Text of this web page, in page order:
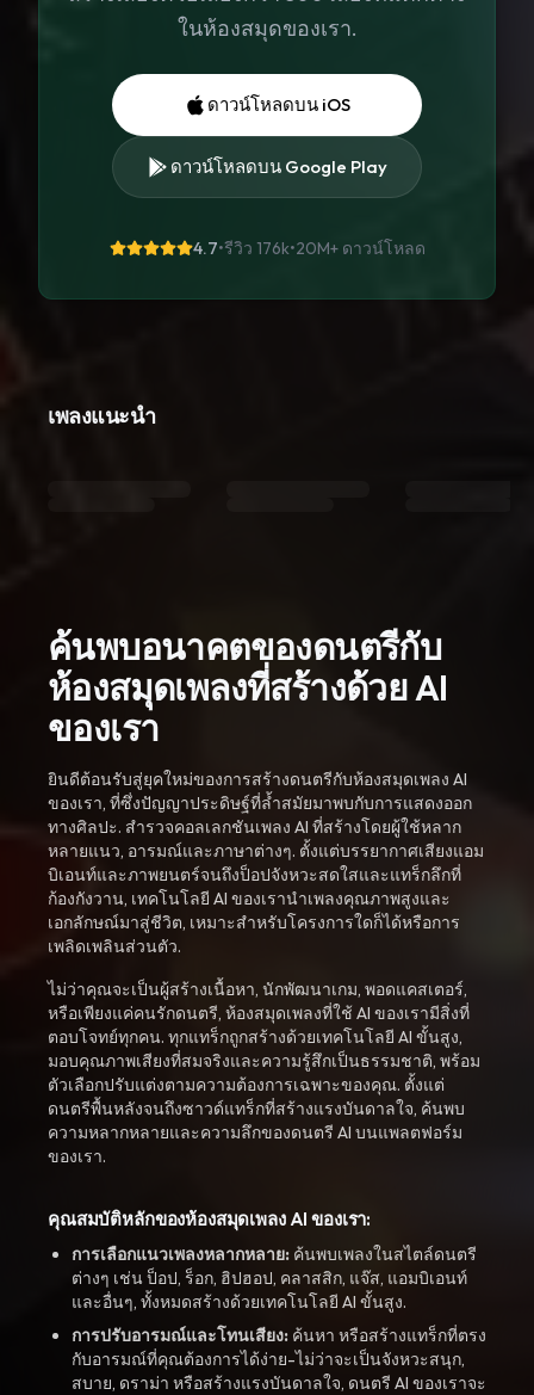
ในห้องสมุดของเรา.
ดาวน์โหลดบน iOS
ดาวน์โหลดบน Google Play
4.7•รีวิว 176k•20M+ ดาวน์โหลด
เพลงแนะนำ
ค้นพบอนาคตของดนตรีกับ
ห้องสมุดเพลงที่สร้างด้วย AI
ของเรา
ยินดีต้อนรับสู่ยุคใหม่ของการสร้างดนตรีกับห้องสมุดเพลง AI
ของเรา, ที่ซึ่งปัญญาประดิษฐ์ที่ล้ำสมัยมาพบกับการแสดงออก
ทางศิลปะ. สำรวจคอลเลกชันเพลง AI ที่สร้างโดยผู้ใช้หลาก
หลายแนว, อารมณ์และภาษาต่างๆ. ตั้งแต่บรรยากาศเสียงแอม
บิเอนท์และภาพยนตร์จนถึงป็อปจังหวะสดใสและแทร็กลึกที่
ก้องกังวาน, เทคโนโลยี AI ของเรานำเพลงคุณภาพสูงและ
เอกลักษณ์มาสู่ชีวิต, เหมาะสำหรับโครงการใดก็ได้หรือการ
เพลิดเพลินส่วนตัว.
ไม่ว่าคุณจะเป็นผู้สร้างเนื้อหา, นักพัฒนาเกม, พอดแคสเตอร์,
หรือเพียงแค่คนรักดนตรี, ห้องสมุดเพลงที่ใช้ AI ของเรามีสิ่งที่
ตอบโจทย์ทุกคน. ทุกแทร็กถูกสร้างด้วยเทคโนโลยี AI ขั้นสูง,
มอบคุณภาพเสียงที่สมจริงและความรู้สึกเป็นธรรมชาติ, พร้อม
ตัวเลือกปรับแต่งตามความต้องการเฉพาะของคุณ. ตั้งแต่
ดนตรีพื้นหลังจนถึงซาวด์แทร็กที่สร้างแรงบันดาลใจ, ค้นพบ
ความหลากหลายและความลึกของดนตรี AI บนแพลตฟอร์ม
ของเรา.
คุณสมบัติหลักของห้องสมุดเพลง AI ของเรา:
การเลือกแนวเพลงหลากหลาย: ค้นพบเพลงในสไตล์ดนตรี
ต่างๆ เช่น ป็อป, ร็อก, ฮิปฮอป, คลาสสิก, แจ๊ส, แอมบิเอนท์
และอื่นๆ, ทั้งหมดสร้างด้วยเทคโนโลยี AI ขั้นสูง.
การปรับอารมณ์และโทนเสียง: ค้นหา หรือสร้างแทร็กที่ตรง
กับอารมณ์ที่คุณต้องการได้ง่าย-ไม่ว่าจะเป็นจังหวะสนุก,
สบาย, ดราม่า หรือสร้างแรงบันดาลใจ, ดนตรี AI ของเราจะ